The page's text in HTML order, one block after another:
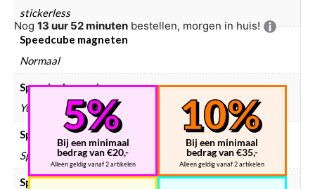
stickerless
Speedcube magneten
Normaal
Speedcube merken
YuXin
Speedcube prijsklasse
Speedcube € 10 – € 25
Speedcube type
Nog13 uur 52 minutenbestellen, morgen in huis!
Bij een minimaal
bedrag van €20,-
Alleen geldig vanaf 2 artikelen
Bij een minimaal
bedrag van €35,-
Alleen geldig vanaf 2 artikelen